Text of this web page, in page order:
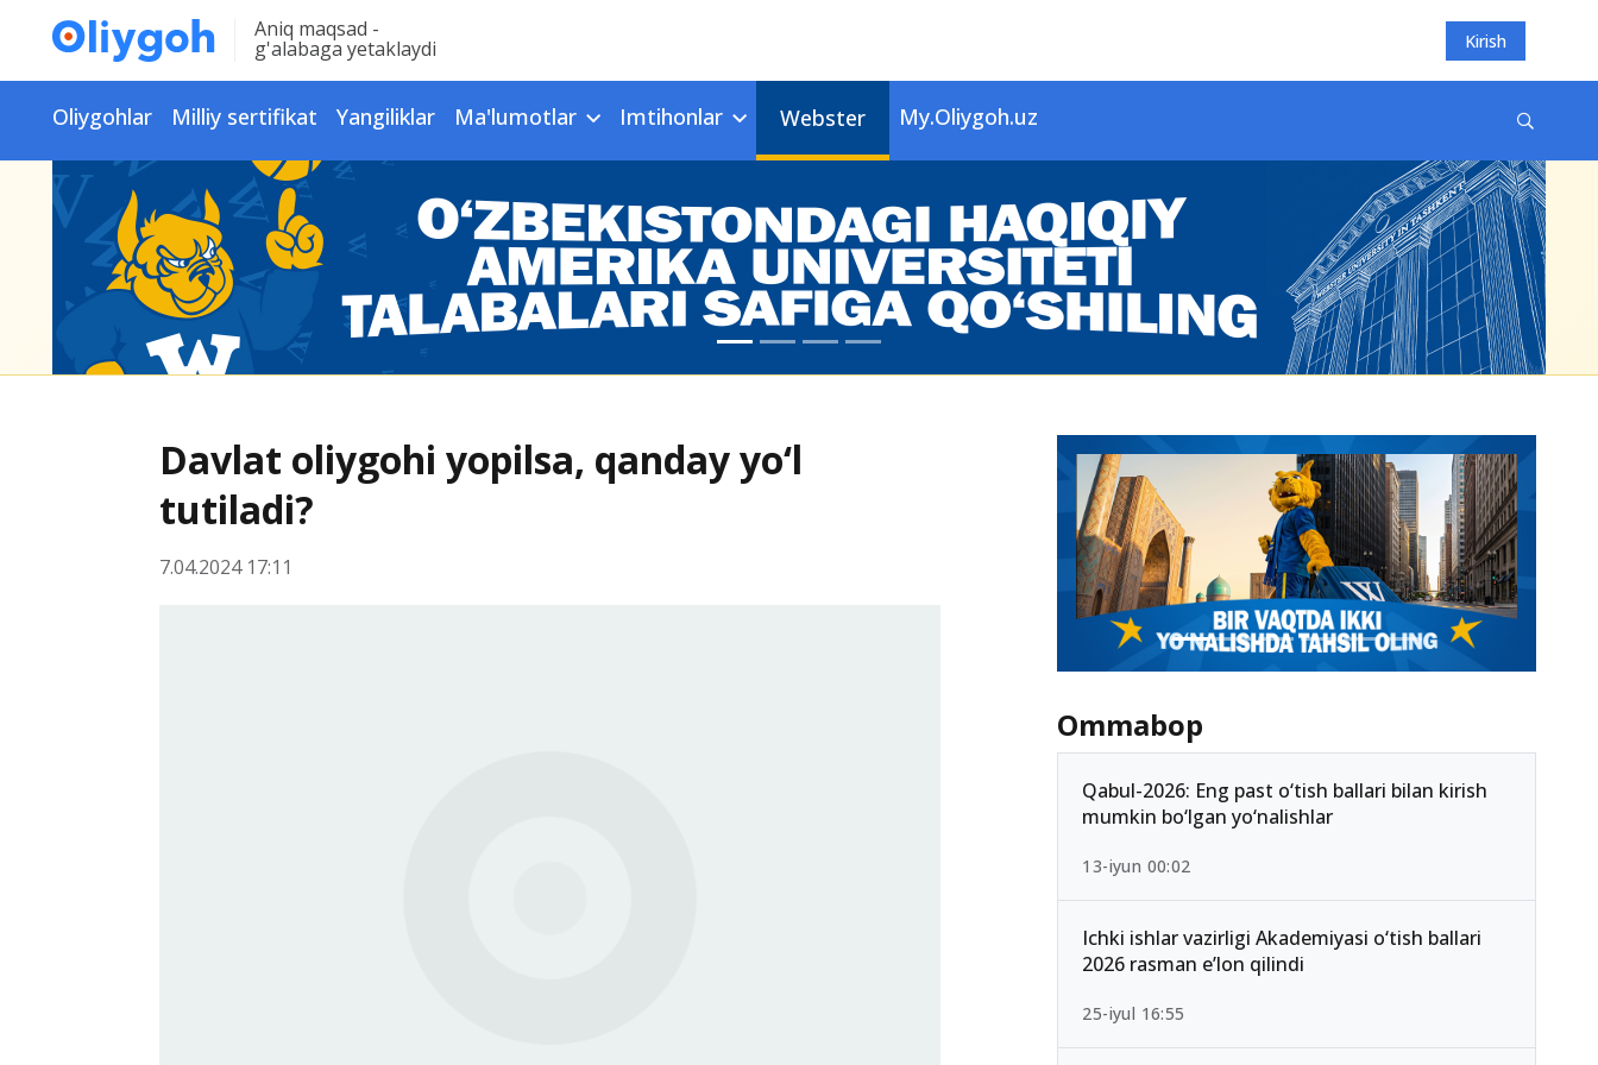
Aniq maqsad -
g'alabaga yetaklaydi Kirish
Oliygohlar Milliy sertifikat Yangiliklar Ma'lumotlar Imtihonlar Webster My.Oliygoh.uz
Davlat oliygohi yopilsa, qanday yo‘l
tutiladi?
7.04.2024 17:11
Ommabop
Qabul-2026: Eng past o‘tish ballari bilan kirish
mumkin bo‘lgan yo‘nalishlar
13-iyun 00:02
Ichki ishlar vazirligi Akademiyasi o‘tish ballari
2026 rasman e’lon qilindi
25-iyul 16:55